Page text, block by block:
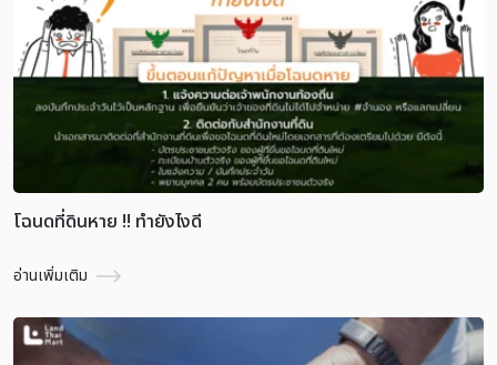
โฉนดที่ดินหาย !! ทำยังไงดี
อ่านเพิ่มเติม